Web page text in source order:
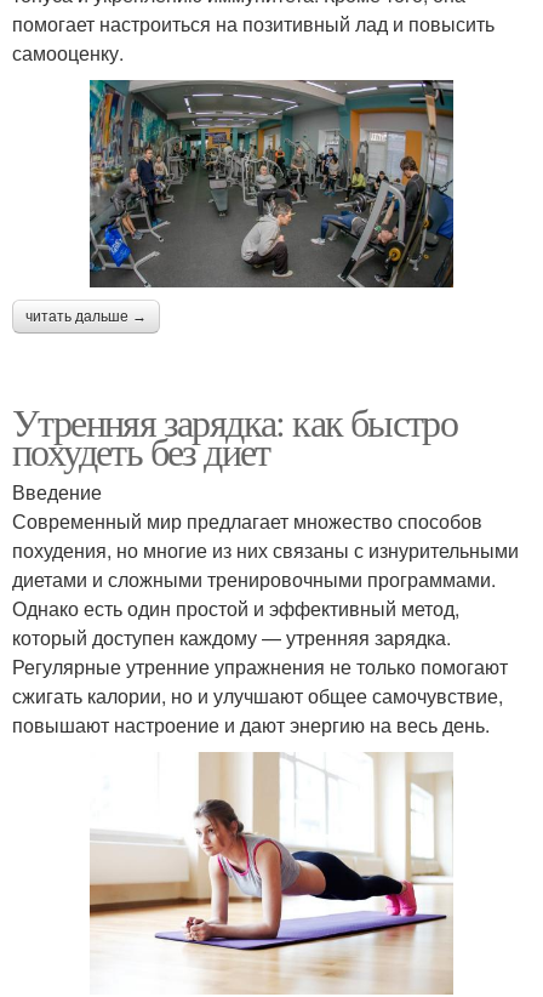
помогает настроиться на позитивный лад и повысить
самооценку.
читать дальше →
Утренняя зарядка: как быстро
похудеть без диет
Введение
Современный мир предлагает множество способов
похудения, но многие из них связаны с изнурительными
диетами и сложными тренировочными программами.
Однако есть один простой и эффективный метод,
который доступен каждому — утренняя зарядка.
Регулярные утренние упражнения не только помогают
сжигать калории, но и улучшают общее самочувствие,
повышают настроение и дают энергию на весь день.